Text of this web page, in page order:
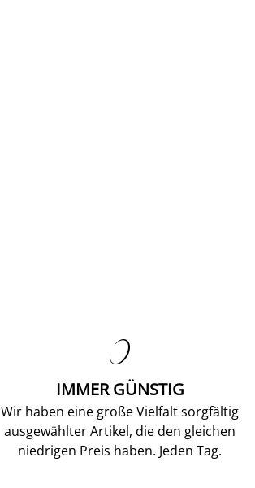

IMMER GÜNSTIG
Wir haben eine große Vielfalt sorgfältig
ausgewählter Artikel, die den gleichen
niedrigen Preis haben. Jeden Tag.